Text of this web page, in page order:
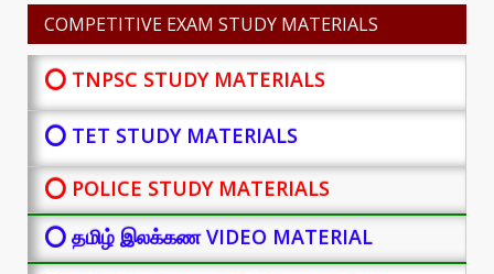
COMPETITIVE EXAM STUDY MATERIALS
⭕ TNPSC STUDY MATERIALS
⭕ TET STUDY MATERIALS
⭕ POLICE STUDY MATERIALS
⭕ தமிழ் இலக்கண VIDEO MATERIAL